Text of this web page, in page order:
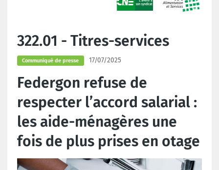
322.01 - Titres-services
Communiqué de presse 17/07/2025
Federgon refuse de
respecter l’accord salarial :
les aide-ménagères une
fois de plus prises en otage